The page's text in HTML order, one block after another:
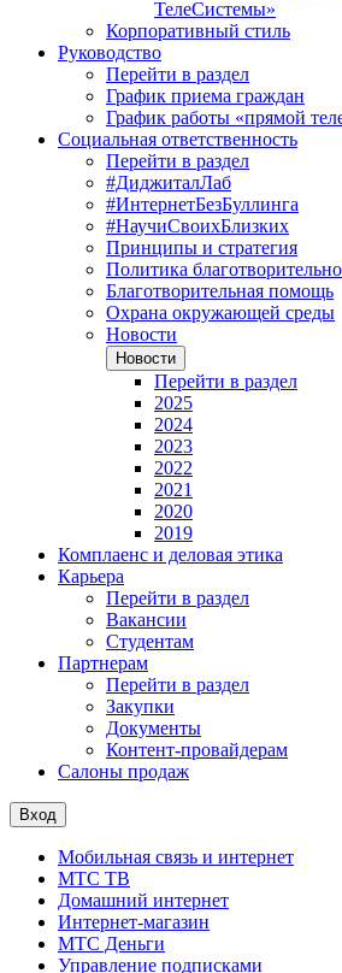
ТелеСистемы»
Корпоративный стиль
Руководство
Перейти в раздел
График приема граждан
График работы «прямой
Социальная ответственность
Перейти в раздел
#ДиджиталЛаб
#ИнтернетБезБуллинга
#НаучиСвоихБлизких
Принципы и стратегия
Политика
Благотворительная помощь
Охрана окружающей среды
Новости
Новости
Перейти в раздел
2025
2024
2023
2022
2021
2020
2019
Комплаенс и деловая этика
Карьера
Перейти в раздел
Вакансии
Студентам
Партнерам
Перейти в раздел
Закупки
Документы
Контент-провайдерам
Салоны продаж
Вход
Мобильная связь и интернет
МТС ТВ
Домашний интернет
Интернет-магазин
МТС Деньги
Управление подписками